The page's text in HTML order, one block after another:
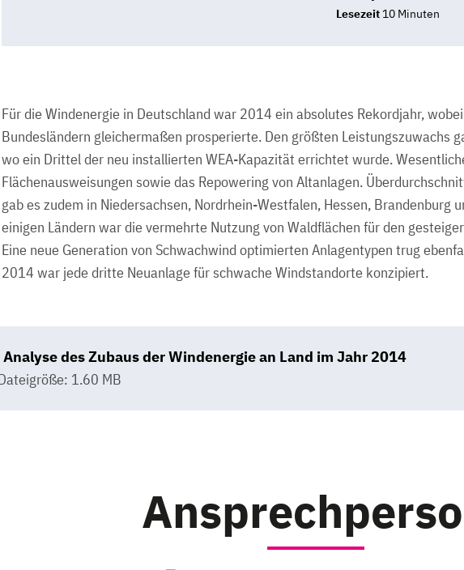
Lesezeit 10 Minuten
Für die Windenergie in Deutschland war 2014 ein absolutes Rekordjahr,
Bundesländern gleichermaßen prosperierte. Den größten Leistungszuwachs
wo ein Drittel der neu installierten WEA-Kapazität errichtet wurde.
Flächenausweisungen sowie das Repowering von Altanlagen.
gab es zudem in Niedersachsen, Nordrhein-Westfalen, Hessen, Brandenburg
einigen Ländern war die vermehrte Nutzung von Waldflächen für den
Eine neue Generation von Schwachwind optimierten Anlagentypen trug
2014 war jede dritte Neuanlage für schwache Windstandorte konzipiert.
des Zubaus der Windenergie an Land im Jahr 2014
1.60 MB